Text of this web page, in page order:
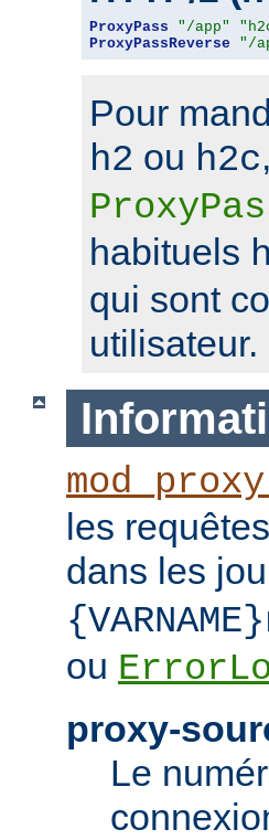
ProxyPass "/app"
ProxyPassReverse
"/
Pour
h2 ou h2c
habituels
qui sont
utilisateur.
les
dans les
ou
proxy-
Le